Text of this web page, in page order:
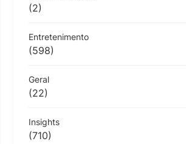
(2)
Entretenimento
(598)
Geral
(22)
Insights
(710)